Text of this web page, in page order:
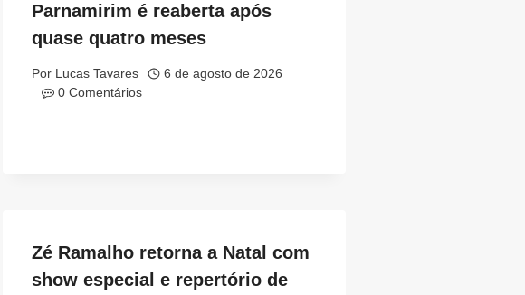
Parnamirim é reaberta após
quase quatro meses
Por Lucas Tavares
6 de agosto de 2026
0 Comentários
Zé Ramalho retorna a Natal com
show especial e repertório de